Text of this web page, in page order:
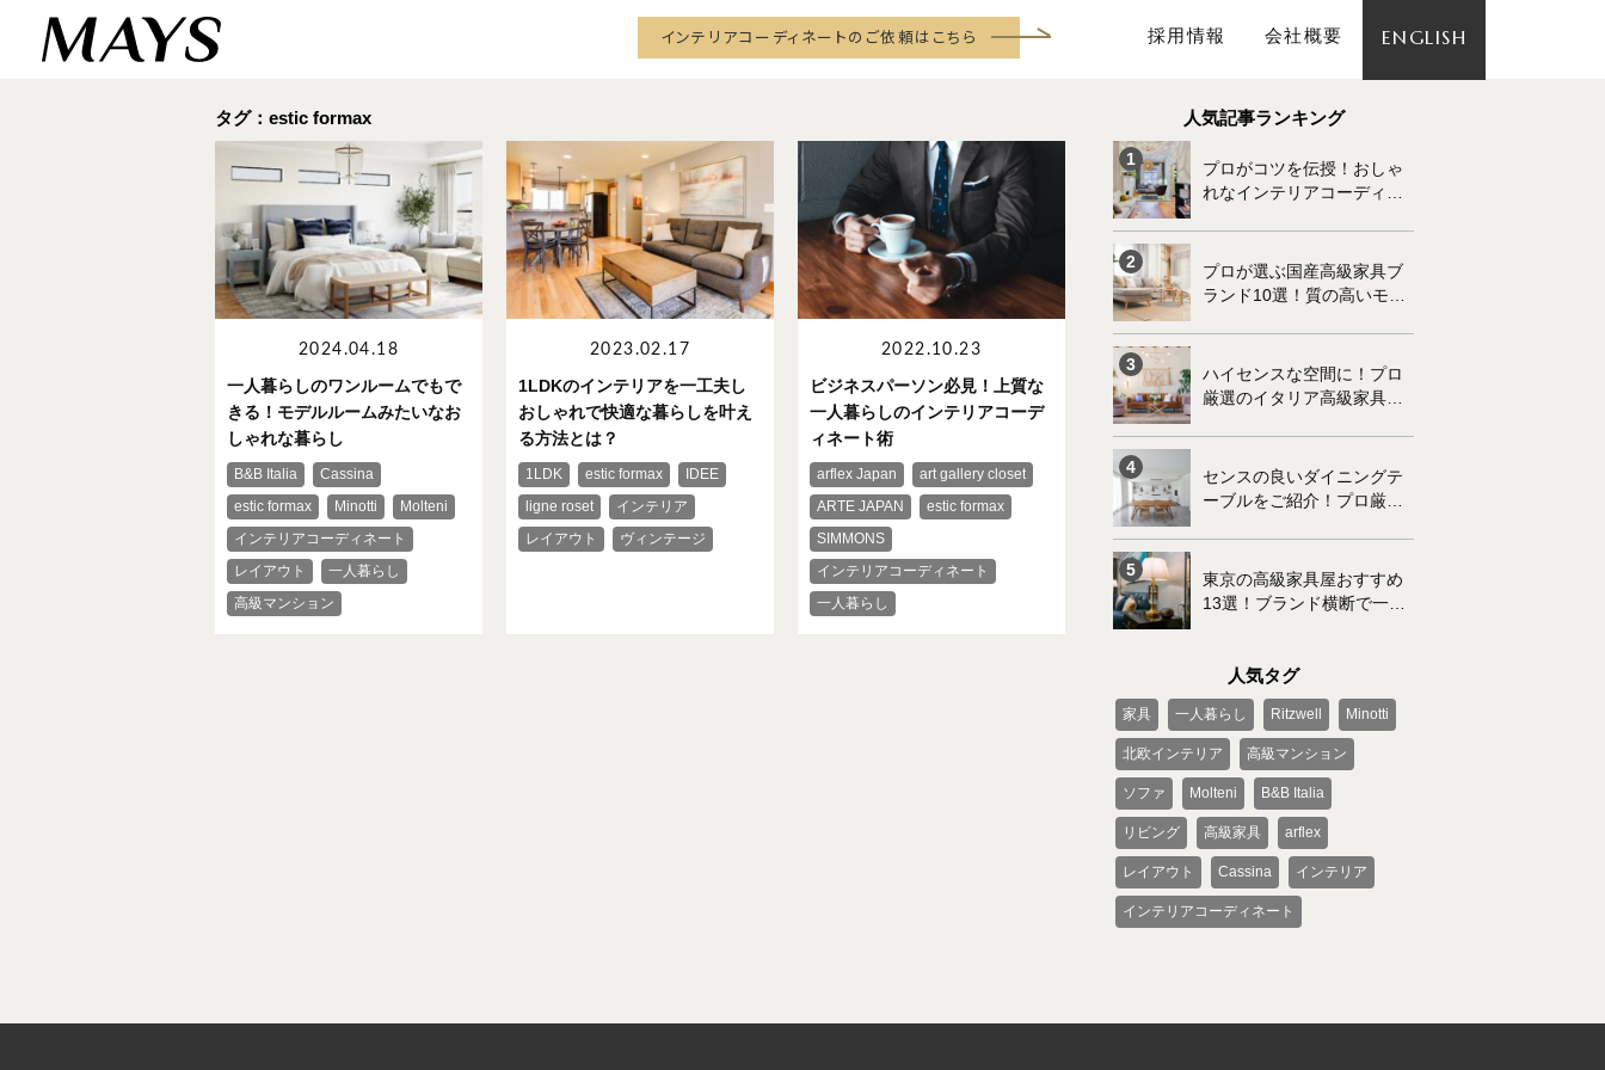
インテリアコーディネートのご依頼はこちら 採用情報 会社概要 ENGLISH
タグ：estic formax
2024.04.18
一人暮らしのワンルームでもで
きる！モデルルームみたいなお
しゃれな暮らし
B&B Italia
Cassina
estic formax
Minotti
Molteni
インテリアコーディネート
レイアウト
一人暮らし
高級マンション
2023.02.17
1LDKのインテリアを一工夫し
おしゃれで快適な暮らしを叶え
る方法とは？
1LDK estic formax
IDEE
ligne roset
インテリア
レイアウト
ヴィンテージ
2022.10.23
ビジネスパーソン必見！上質な
一人暮らしのインテリアコーデ
ィネート術
arflex Japan
art gallery closet
ARTE JAPAN
estic formax
​​SIMMONS
インテリアコーディネート
一人暮らし
人気記事ランキング
プロがコツを伝授！おしゃ
れなインテリアコーディネ
プロが選ぶ国産高級家具ブ
ランド10選！質の高いモノ
ハイセンスな空間に！プロ
厳選のイタリア高級家具ブ
センスの良いダイニングテ
ーブルをご紹介！プロ厳選
東京の高級家具屋おすすめ
13選！ブランド横断で一括
人気タグ
家具 一人暮らし Ritzwell Minotti
北欧インテリア 高級マンション
ソファ Molteni B&B Italia
リビング 高級家具 arflex
レイアウト Cassina インテリア
インテリアコーディネート